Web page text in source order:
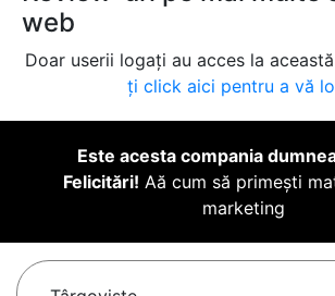
web
Doar userii logați au acces la
ți click aici pentru a vă
Este acesta compania
Felicitări! Aă cum să primești
marketing